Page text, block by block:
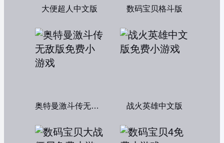
大便超人中文版 数码宝贝格斗版
奥特曼激斗传无敌版 战火英雄中文版